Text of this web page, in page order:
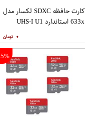
کارت حافظه SDXC لکسار مدل
633x استاندارد UHS-I U1
گیگابایت
۰
5%